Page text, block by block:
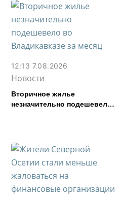
картофель
12:13 7.08.2026
Новости
Вторичное жилье
незначительно подешевело